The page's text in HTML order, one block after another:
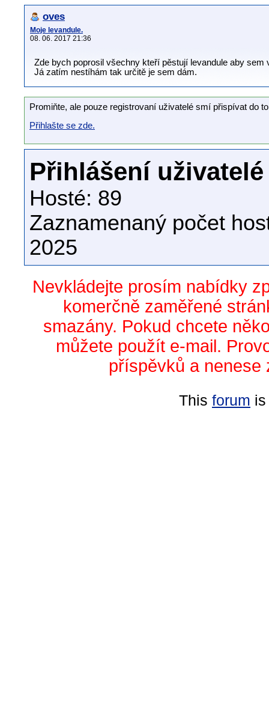
oves
Moje levandule.
08. 06. 2017 21:36
Zde bych poprosil všechny kteří pěstují levandule aby sem
Já zatím nestíhám tak určitě je sem dám.
Promiňte, ale pouze registrovaní uživatelé smí přispívat do
Přihlašte se zde.
Přihlášení uživatelé
Hosté: 89
Zaznamenaný počet
2025
Nevkládejte prosím nabídky
komerčně zaměřené
smazány. Pokud chcete
můžete použít e-mail.
příspěvků a nenese
This forum